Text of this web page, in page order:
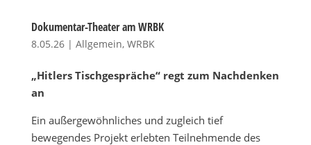
Dokumentar-Theater am WRBK
8.05.26| Allgemein, WRBK
„Hitlers Tischgespräche“ regt zum Nachdenken
an
Ein außergewöhnliches und zugleich tief
bewegendes Projekt erlebten Teilnehmende des